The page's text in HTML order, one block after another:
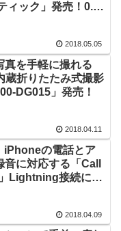
ィック」発売！0.6x
2018.05.05
真を手軽に撮れる
蔵折りたたみ式撮影
DG015」発売！
2018.04.11
の電話とア
音に対応する「Call
Lightning接続に対
2018.04.09